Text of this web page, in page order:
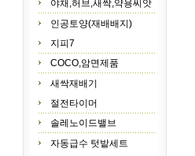
야채,허브,새싹,약용씨앗
인공토양(재배배지)
지피7
COCO,암면제품
새싹재배기
절전타이머
솔레노이드밸브
자동급수 텃밭세트